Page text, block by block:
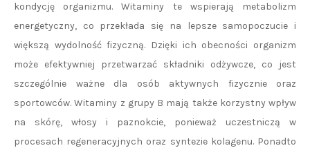
kondycję organizmu. Witaminy te wspierają metabolizm
energetyczny, co przekłada się na lepsze samopoczucie i
większą wydolność fizyczną. Dzięki ich obecności organizm
może efektywniej przetwarzać składniki odżywcze, co jest
szczególnie ważne dla osób aktywnych fizycznie oraz
sportowców. Witaminy z grupy B mają także korzystny wpływ
na skórę, włosy i paznokcie, ponieważ uczestniczą w
procesach regeneracyjnych oraz syntezie kolagenu. Ponadto